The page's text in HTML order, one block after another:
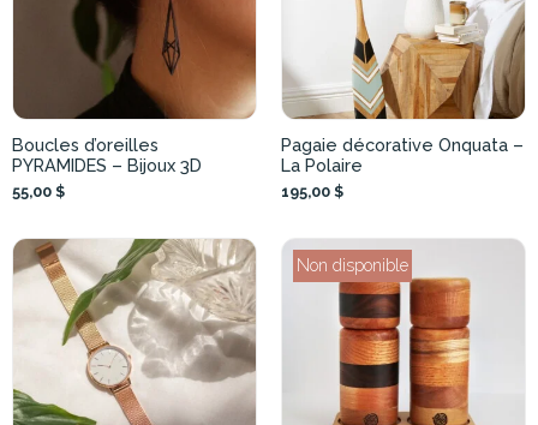
Boucles d’oreilles
PYRAMIDES – Bijoux 3D
55,00 $
Pagaie décorative Onquata –
La Polaire
195,00 $
Non disponible